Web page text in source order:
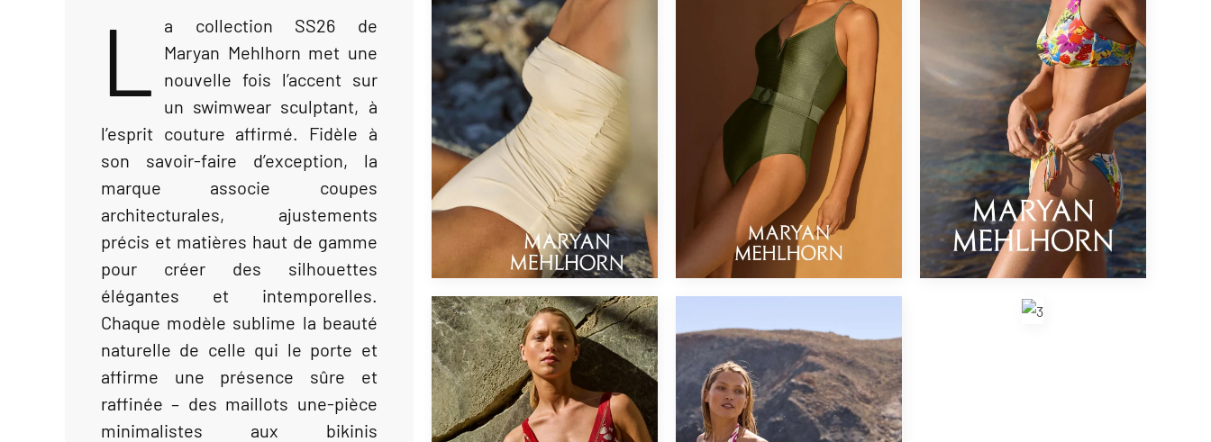
L
a collection SS26 de
Maryan Mehlhorn met une
nouvelle fois l’accent sur
un swimwear sculptant, à
l’esprit couture affirmé. Fidèle à
son savoir-faire d’exception, la
marque associe coupes
architecturales, ajustements
précis et matières haut de gamme
pour créer des silhouettes
élégantes et intemporelles.
Chaque modèle sublime la beauté
naturelle de celle qui le porte et
affirme une présence sûre et
raffinée – des maillots une-pièce
minimalistes aux bikinis